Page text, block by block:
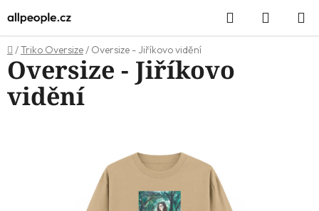
na
obsah
Hledat
KOŠÍK
Domů
/Triko Oversize/ Oversize - Jiříkovo vidění
Oversize - Jiříkovo
vidění